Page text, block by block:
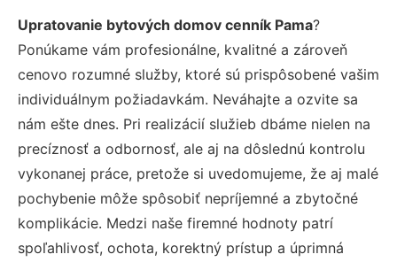
Upratovanie bytových domov cenník Pama?
Ponúkame vám profesionálne, kvalitné a zároveň
cenovo rozumné služby, ktoré sú prispôsobené vašim
individuálnym požiadavkám. Neváhajte a ozvite sa
nám ešte dnes. Pri realizácií služieb dbáme nielen na
precíznosť a odbornosť, ale aj na dôslednú kontrolu
vykonanej práce, pretože si uvedomujeme, že aj malé
pochybenie môže spôsobiť nepríjemné a zbytočné
komplikácie. Medzi naše firemné hodnoty patrí
spoľahlivosť, ochota, korektný prístup a úprimná